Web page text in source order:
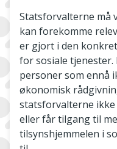
Statsforvalterne må
kan forekomme
er gjort i den
for sosiale
personer som ennå
økonomisk
statsforvalterne
eller får tilgang til
tilsynshjemmelen i